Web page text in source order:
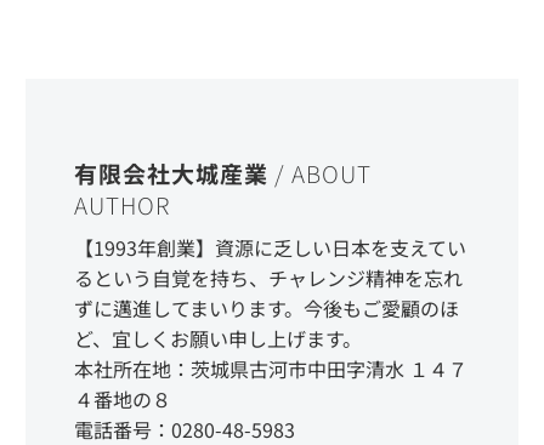
有限会社大城産業 / ABOUT
AUTHOR
【1993年創業】資源に乏しい日本を支えてい
るという自覚を持ち、チャレンジ精神を忘れ
ずに邁進してまいります。今後もご愛顧のほ
ど、宜しくお願い申し上げます。
本社所在地：茨城県古河市中田字清水 １４７
４番地の８
電話番号：0280-48-5983